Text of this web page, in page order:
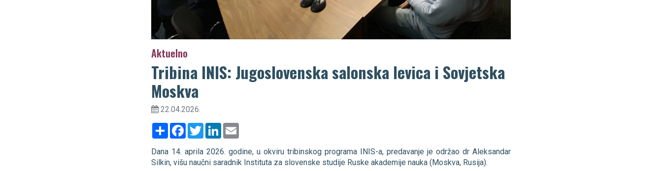
Aktuelno
Tribina INIS: Jugoslovenska salonska levica i Sovjetska
Moskva
22.04.2026.
Share FacebookTwitterLinkedIn
Dana 14. aprila 2026. godine, u okviru tribinskog programa INIS-a, predavanje je održao dr Aleksandar
Silkin, višu naučni saradnik Instituta za slovenske studije Ruske akademije nauka (Moskva, Rusija).